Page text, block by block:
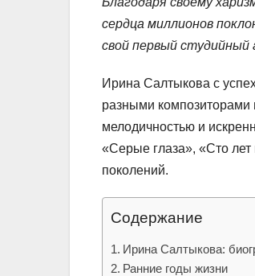
сердца миллионов
свой первый студийный
Ирина Салтыкова с
разными композиторами
мелодичностью и
«Серые глаза», «Сто
поколений.
Содержание
Ирина Салтыкова:
Ранние годы жизни